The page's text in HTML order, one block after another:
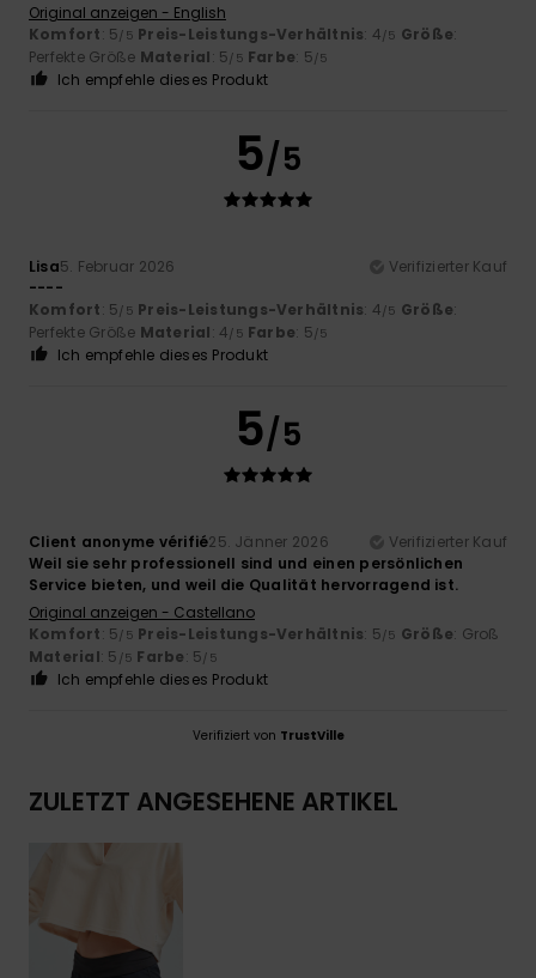
Original anzeigen - English
Komfort: 5/5 Preis-Leistungs-Verhältnis: 4/5 Größe:
Perfekte Größe Material: 5/5 Farbe: 5/5
Ich empfehle dieses Produkt
5/5
Lisa5. Februar 2026
Verifizierter Kauf
----
Komfort: 5/5 Preis-Leistungs-Verhältnis: 4/5 Größe:
Perfekte Größe Material: 4/5 Farbe: 5/5
Ich empfehle dieses Produkt
5/5
Client anonyme vérifié25. Jänner 2026
Verifizierter Kauf
Weil sie sehr professionell sind und einen persönlichen
Service bieten, und weil die Qualität hervorragend ist.
Original anzeigen - Castellano
Komfort: 5/5 Preis-Leistungs-Verhältnis: 5/5 Größe: Groß
Material: 5 /5 Farbe: 5/5
Ich empfehle dieses Produkt
Verifiziert von TrustVille
ZULETZT ANGESEHENE ARTIKEL